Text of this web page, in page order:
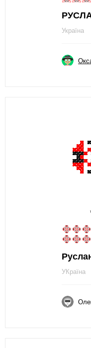
Україна
УКраїна